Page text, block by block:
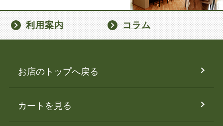
利用案内 コラム
お店のトップへ戻る
カートを見る